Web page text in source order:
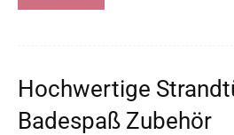
Hochwertige
Badespaß Zubehör